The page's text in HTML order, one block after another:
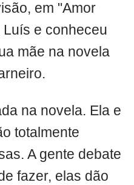
em "Amor
Luís e conheceu
mãe na novela
na novela. Ela e
totalmente
A gente debate
fazer, elas dão